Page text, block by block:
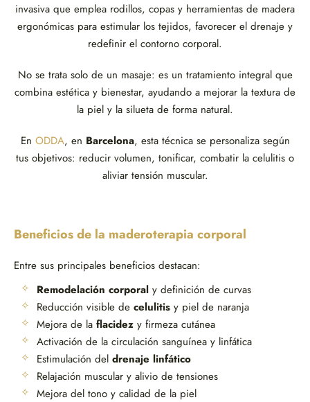
invasiva que emplea rodillos, copas y herramientas de madera
ergonómicas para estimular los tejidos, favorecer el drenaje y
redefinir el contorno corporal.
No se trata solo de un masaje: es un tratamiento integral que
combina estética y bienestar, ayudando a mejorar la textura de
la piel y la silueta de forma natural.
En ODDA, en Barcelona, esta técnica se personaliza según
tus objetivos: reducir volumen, tonificar, combatir la celulitis o
aliviar tensión muscular.
Beneficios de la maderoterapia corporal
Entre sus principales beneficios destacan:
Remodelación corporaly definición de curvas
Reducción visible de celulitisy piel de naranja
Mejora de la flacidezy firmeza cutánea
Activación de la circulación sanguínea y linfática
Estimulación del drenaje linfático
Relajación muscular y alivio de tensiones
Mejora del tono y calidad de la piel